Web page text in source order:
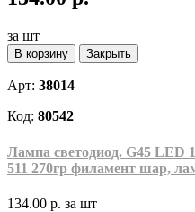
за шт
В корзину Закрыть
Арт: 38014
Код: 80542
Лампа светодиод. G45 LED
511 270гр филамент шар,
134.00 р. за шт